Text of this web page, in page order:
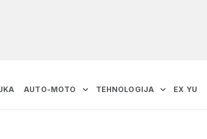
AUTO-MOTO TEHNOLOGIJA EX YU